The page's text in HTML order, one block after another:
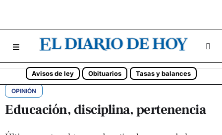
Avisos de ley Obituarios Tasas y balances
OPINIÓN
Educación, disciplina, pertenencia